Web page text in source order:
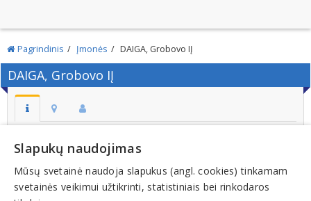
Pagrindinis Įmonės DAIGA, Grobovo IĮ
DAIGA, Grobovo IĮ
Adresas:
VILNIUS
Kodas:
121337598
Slapukų naudojimas
Mūsų svetainė naudoja slapukus (angl. cookies) tinkamam
svetainės veikimui užtikrinti, statistiniais bei rinkodaros